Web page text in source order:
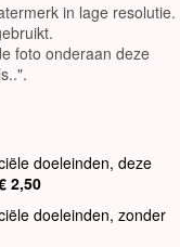
in lage resolutie.
foto onderaan deze
doeleinden, deze
2,50
doeleinden, zonder